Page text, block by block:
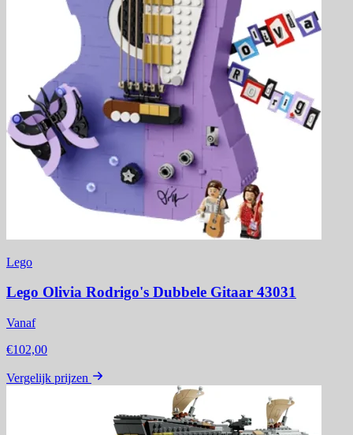
Lego
Lego Olivia Rodrigo's Dubbele Gitaar 43031
Vanaf
€102,00
Vergelijk prijzen